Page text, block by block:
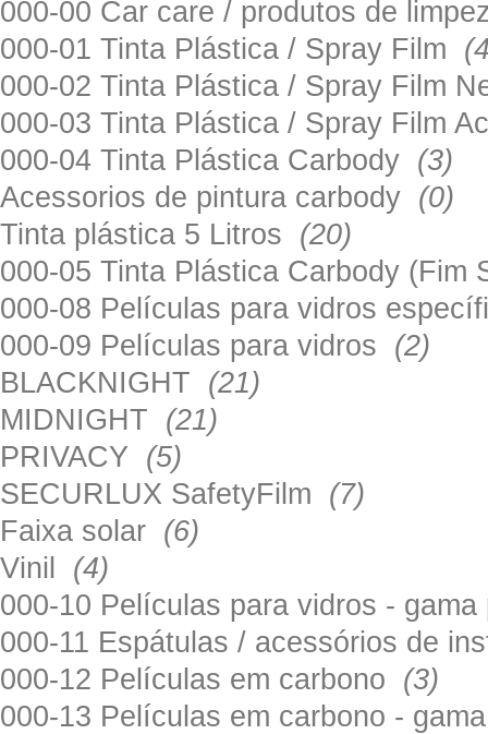
000-00 Car care / produtos de
000-01 Tinta Plástica / Spray Film
000-02 Tinta Plástica / Spray Film
000-03 Tinta Plástica / Spray Film
000-04 Tinta Plástica Carbody (3)
Acessorios de pintura carbody (0)
Tinta plástica 5 Litros (20)
000-05 Tinta Plástica Carbody
000-08 Películas para vidros
000-09 Películas para vidros (2)
BLACKNIGHT (21)
MIDNIGHT (21)
PRIVACY (5)
SECURLUX SafetyFilm (7)
Faixa solar (6)
Vinil (4)
000-10 Películas para vidros -
000-11 Espátulas / acessórios de
000-12 Películas em carbono (3)
000-13 Películas em carbono -